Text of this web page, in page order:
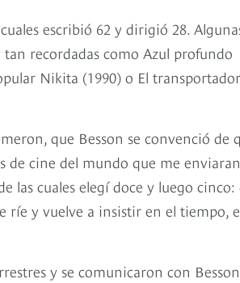
escribió 62 y dirigió 28.
recordadas como Azul profundo
Nikita (1990) o El transportador
que Besson se convenció de
de cine del mundo que me enviaran
las cuales elegí doce y luego cinco:
ríe y vuelve a insistir en el tiempo,
y se comunicaron con